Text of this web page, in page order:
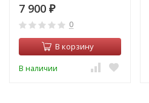
7 900 ₽
0
В корзину
В наличии